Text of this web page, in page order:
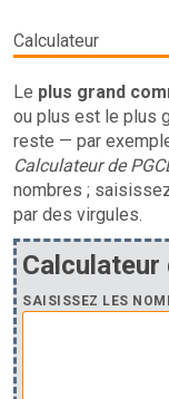
Calculateur
Le plus grand
ou plus est le plus
reste — par
Calculateur de
nombres ;
par des virgules.
Calculateur
SAISISSEZ LES